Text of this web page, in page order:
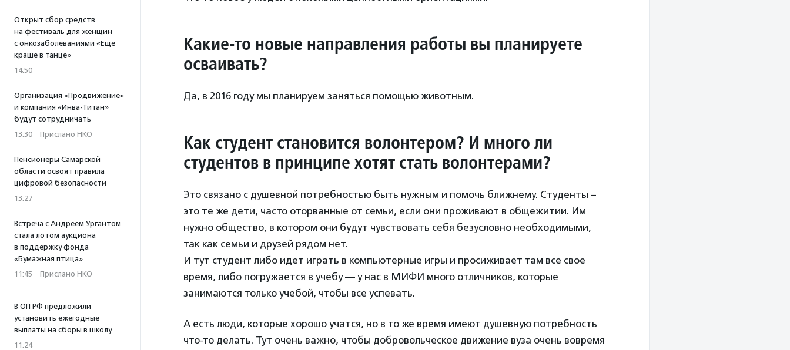
Открыт сбор средств
на фестиваль для женщин
с онкозаболеваниями «Еще
краше в танце»
14:50
Организация «Продвижение»
и компания «Инва-Титан»
будут сотрудничать
13:30 · Прислано НКО
Пенсионеры Самарской
области освоят правила
цифровой безопасности
13:27
Встреча с Андреем Ургантом
стала лотом аукциона
в поддержку фонда
«Бумажная птица»
11:45 · Прислано НКО
В ОП РФ предложили
установить ежегодные
выплаты на сборы в школу
11:24
Какие-то новые направления работы вы планируете
осваивать?
Да, в 2016 году мы планируем заняться помощью животным.
Как студент становится волонтером? И много ли
студентов в принципе хотят стать волонтерами?
Это связано с душевной потребностью быть нужным и помочь ближнему. Студенты –
это те же дети, часто оторванные от семьи, если они проживают в общежитии. Им
нужно общество, в котором они будут чувствовать себя безусловно необходимыми,
так как семьи и друзей рядом нет.
И тут студент либо идет играть в компьютерные игры и просиживает там все свое
время, либо погружается в учебу — у нас в МИФИ много отличников, которые
занимаются только учебой, чтобы все успевать.
А есть люди, которые хорошо учатся, но в то же время имеют душевную потребность
что-то делать. Тут очень важно, чтобы добровольческое движение вуза очень вовремя